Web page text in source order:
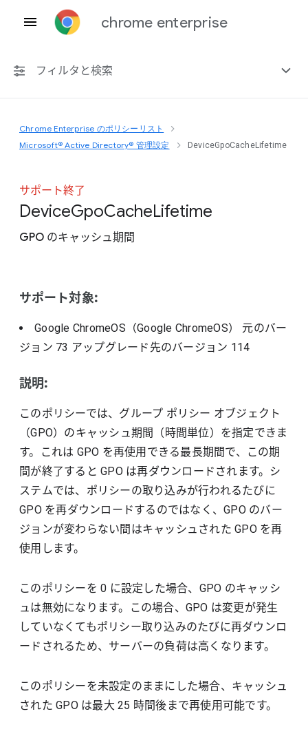
chrome enterprise
フィルタと検索
プラットフォーム共通
非推奨ポリシーを含める
Chrome Enterprise のポリシーリスト
Microsoft® Active Directory® 管理設定
DeviceGpoCacheLifetime
サポート終了
DeviceGpoCacheLifetime
GPO のキャッシュ期間
サポート対象:
Google ChromeOS（Google ChromeOS） 元のバー
ジョン 73 アップグレード先のバージョン 114
説明:
このポリシーでは、グループ ポリシー オブジェクト
（GPO）のキャッシュ期間（時間単位）を指定できま
す。これは GPO を再使用できる最長期間で、この期
間が終了すると GPO は再ダウンロードされます。シ
ステムでは、ポリシーの取り込みが行われるたびに
GPO を再ダウンロードするのではなく、GPO のバー
ジョンが変わらない間はキャッシュされた GPO を再
使用します。
このポリシーを 0 に設定した場合、GPO のキャッシ
ュは無効になります。この場合、GPO は変更が発生
していなくてもポリシー取り込みのたびに再ダウンロ
ードされるため、サーバーの負荷は高くなります。
このポリシーを未設定のままにした場合、キャッシュ
された GPO は最大 25 時間後まで再使用可能です。